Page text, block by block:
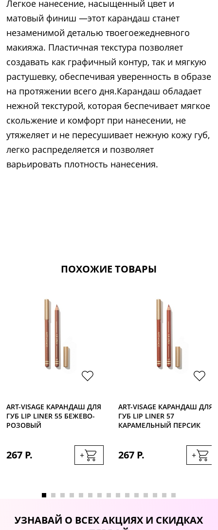
Легкое нанесение, насыщенный цвет и
матовый финиш —этот карандаш станет
незаменимой деталью твоегоежедневного
макияжа. Пластичная текстура позволяет
создавать как графичный контур, так и мягкую
растушевку, обеспечивая уверенность в образе
на протяжении всего дня.Карандаш обладает
нежной текстурой, которая беспечивает мягкое
скольжение и комфорт при нанесении, не
утяжеляет и не пересушивает нежную кожу губ,
легко распределяется и позволяет
варьировать плотность нанесения.
ПОХОЖИЕ ТОВАРЫ
ART-VISAGE КАРАНДАШ ДЛЯ
ГУБ LIP LINER 55 БЕЖЕВО-
РОЗОВЫЙ
267 Р. +
ART-VISAGE КАРАНДАШ ДЛЯ
ГУБ LIP LINER 57
КАРАМЕЛЬНЫЙ ПЕРСИК
267 Р. +
УЗНАВАЙ О ВСЕХ АКЦИЯХ И СКИДКАХ